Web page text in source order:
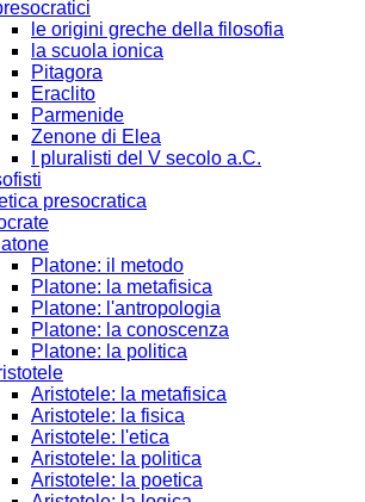
le origini greche della filosofia
la scuola ionica
Pitagora
Eraclito
Parmenide
Zenone di Elea
I pluralisti del V secolo a.C.
presocratica
Platone: il metodo
Platone: la metafisica
Platone: l'antropologia
Platone: la conoscenza
Platone: la politica
Aristotele: la metafisica
Aristotele: la fisica
Aristotele: l'etica
Aristotele: la politica
Aristotele: la poetica